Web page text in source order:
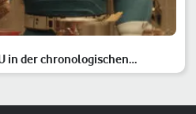
in der chronologischen